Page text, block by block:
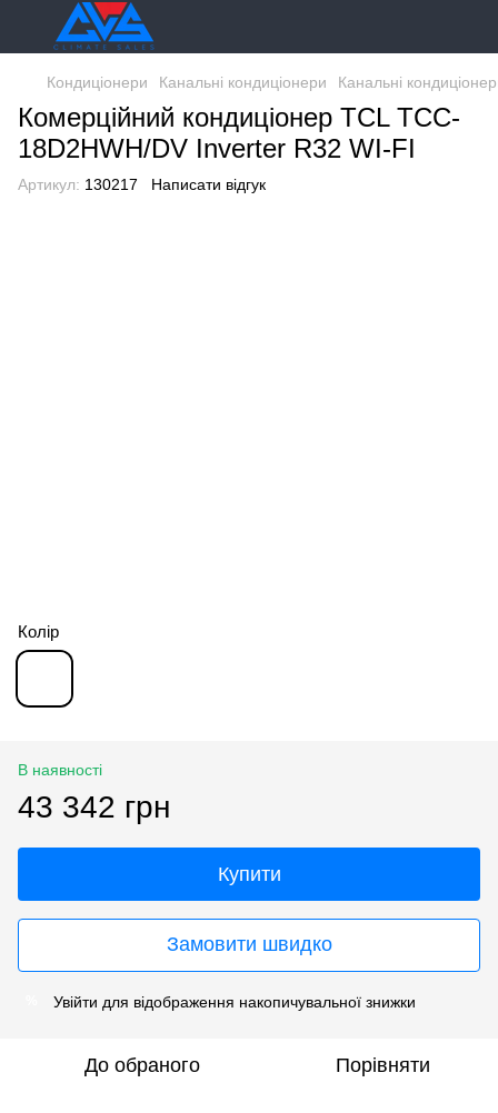
Кондиціонери Канальні кондиціонери Канальні
Комерційний кондиціонер TCL TCC-
18D2HWH/DV Inverter R32 WI-FI
Артикул: 130217 Написати відгук
Колір
В наявності
43 342 грн
Купити
Замовити швидко
Увійти для відображення накопичувальної знижки
До обраного Порівняти